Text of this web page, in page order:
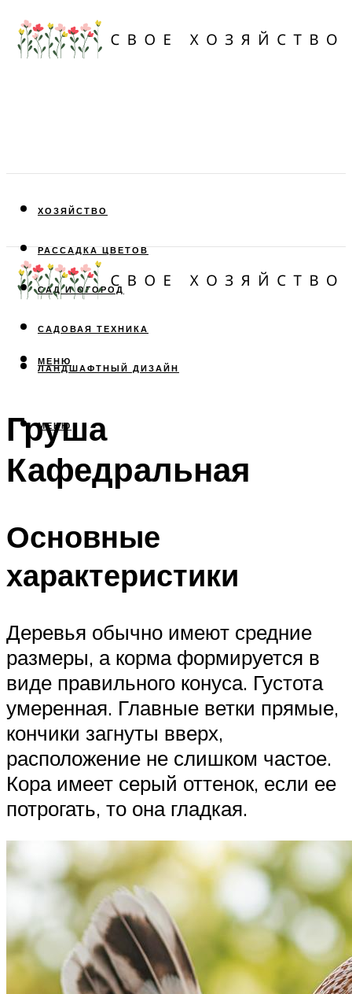
ХОЗЯЙСТВО
РАССАДКА ЦВЕТОВ
САД И ОГОРОД
САДОВАЯ ТЕХНИКА
ЛАНДШАФТНЫЙ ДИЗАЙН
МЕНЮ
МЕНЮ
Груша
Кафедральная
Основные
характеристики
Деревья обычно имеют средние
размеры, а корма формируется в
виде правильного конуса. Густота
умеренная. Главные ветки прямые,
кончики загнуты вверх,
расположение не слишком частое.
Кора имеет серый оттенок, если ее
потрогать, то она гладкая.